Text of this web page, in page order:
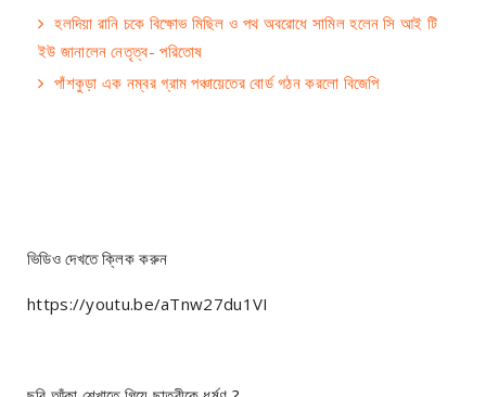
হলদিয়া রানি চকে বিক্ষোভ মিছিল ও পথ অবরোধে সামিল হলেন সি আই টি
ইউ জানালেন নেতৃত্ব- পরিতোষ
পাঁশকুড়া এক নম্বর গ্রাম পঞ্চায়েতের বোর্ড গঠন করলো বিজেপি
ভিডিও দেখতে ক্লিক করুন
https://youtu.be/aTnw27du1VI